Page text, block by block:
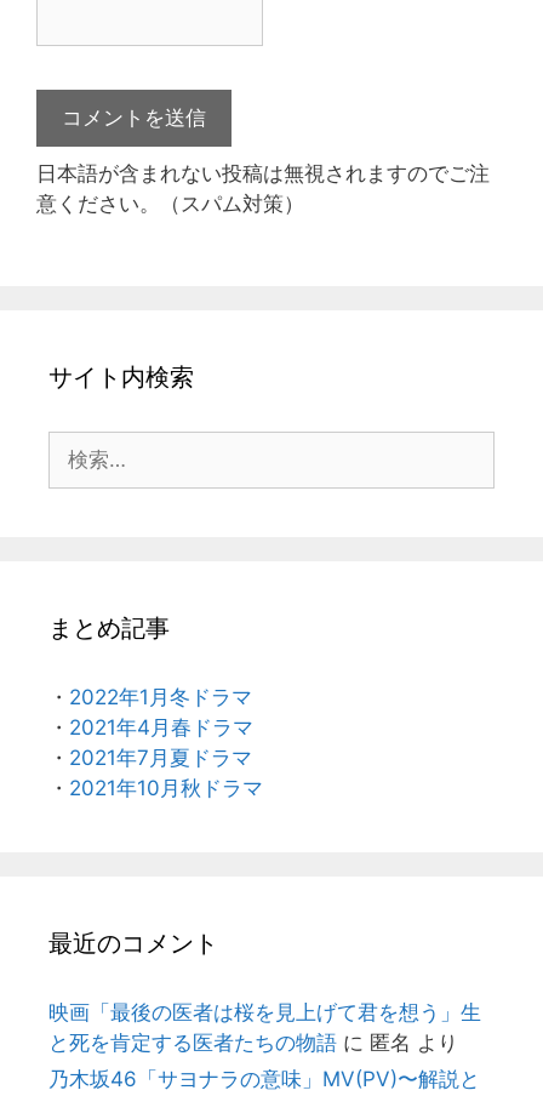
日本語が含まれない投稿は無視されますのでご注
意ください。（スパム対策）
サイト内検索
索:
まとめ記事
・ 2022年1月冬ドラマ
・ 2021年4月春ドラマ
・ 2021年7月夏ドラマ
・ 2021年10月秋ドラマ
最近のコメント
映画「最後の医者は桜を見上げて君を想う」生
と死を肯定する医者たちの物語 に 匿名 より
乃木坂46「サヨナラの意味」MV(PV)〜解説と